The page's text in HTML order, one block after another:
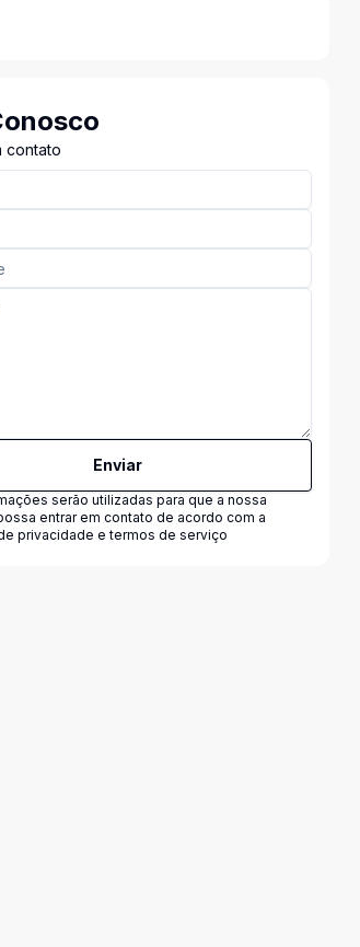
contato
Enviar
serão utilizadas para que a nossa
entrar em contato de acordo com a
privacidade e termos de serviço